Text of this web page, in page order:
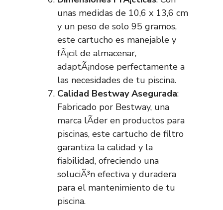
unas medidas de 10,6 x 13,6 cm
y un peso de solo 95 gramos,
este cartucho es manejable y
fÃ¡cil de almacenar,
adaptÃ¡ndose perfectamente a
las necesidades de tu piscina.
Calidad Bestway Asegurada:
Fabricado por Bestway, una
marca lÃ­der en productos para
piscinas, este cartucho de filtro
garantiza la calidad y la
fiabilidad, ofreciendo una
soluciÃ³n efectiva y duradera
para el mantenimiento de tu
piscina.